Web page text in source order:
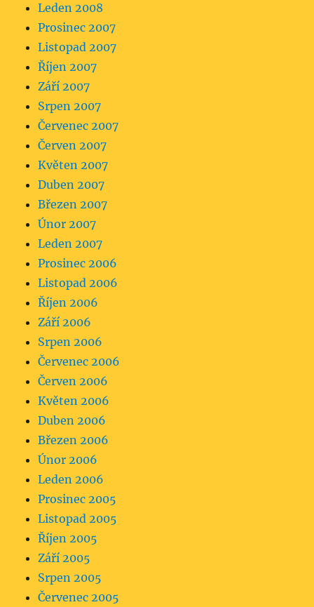
Leden 2008
Prosinec 2007
Listopad 2007
Říjen 2007
Září 2007
Srpen 2007
Červenec 2007
Červen 2007
Květen 2007
Duben 2007
Březen 2007
Únor 2007
Leden 2007
Prosinec 2006
Listopad 2006
Říjen 2006
Září 2006
Srpen 2006
Červenec 2006
Červen 2006
Květen 2006
Duben 2006
Březen 2006
Únor 2006
Leden 2006
Prosinec 2005
Listopad 2005
Říjen 2005
Září 2005
Srpen 2005
Červenec 2005